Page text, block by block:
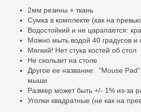
2мм резины + ткань
Сумка в комплекте (как на
Водостойкий и не царапается:
Можно мыть водой 40 градусов и
Мягкий! Нет стука костей об стол
Не скользит на столе
Другое ее название: "Mouse
мыши
Размер может быть +/- 1% из-за
Уголки квадратные (не как на